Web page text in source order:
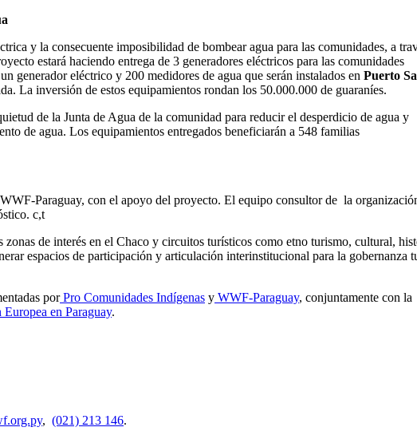
y la consecuente imposibilidad de bombear agua para las comunidades, a
estará haciendo entrega de 3 generadores eléctricos para las comunidades
generador eléctrico y 200 medidores de agua que serán instalados en Puerto
La inversión de estos equipamientos rondan los 50.000.000 de guaraníes.
de la Junta de Agua de la comunidad para reducir el desperdicio de agua y
de agua. Los equipamientos entregados beneficiarán a 548 familias
Paraguay, con el apoyo del proyecto. El equipo consultor de la
c,t
de interés en el Chaco y circuitos turísticos como etno turismo, cultural,
espacios de participación y articulación interinstitucional para la gobernanza
porPro Comunidades Indígenas y WWF-Paraguay, conjuntamente con la
en Paraguay.
, (021) 213 146.